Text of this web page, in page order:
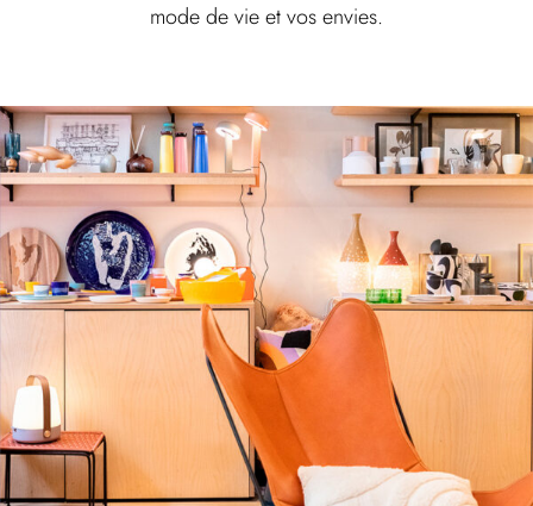
mode de vie et vos envies.